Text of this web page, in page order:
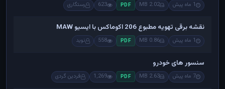
1 ماه پیش 2.02 MB
PDF
623 رستگاری
نقشه برقی تهویه مطبوع 206 اکوماکس با ایسیو MAW
1 ماه پیش 0.86 MB
PDF
558 نوید
سنسور های خودرو
7 ماه پیش 2.63 MB
PDF
1,269 فردین گردی